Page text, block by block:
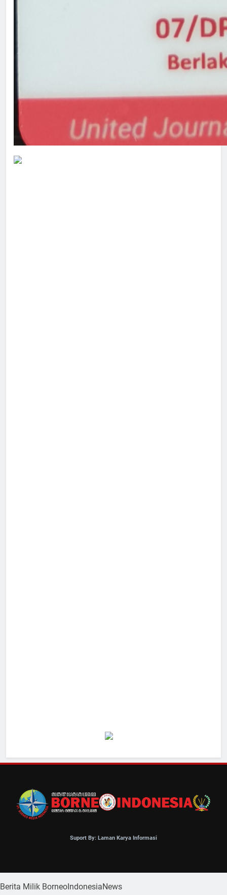
Suport By: Laman Karya Informasi
Berita Milik BorneoIndonesiaNews